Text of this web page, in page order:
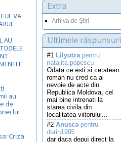
Extra
Arhiva de Știri
Ultimele răspunsuri
#1 Lilyutzapentru
natalita.popescu
Odata ce esti si cetatean
roman nu cred ca ai
nevoie de acte din
Republica Moldova, cel
mai bine intrenati la
starea civila din
localitatea viitorului...
#2 Anuscapentru
dorin1995
dar daca depui direct la
VA
AU
au
de
lui
Criza